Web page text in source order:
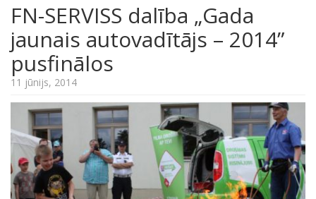
FN-SERVISS dalība „Gada
jaunais autovadītājs – 2014”
pusfinālos
11 jūnijs, 2014